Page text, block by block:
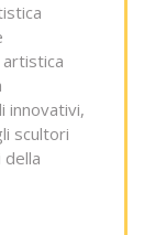
innovativi,
scultori